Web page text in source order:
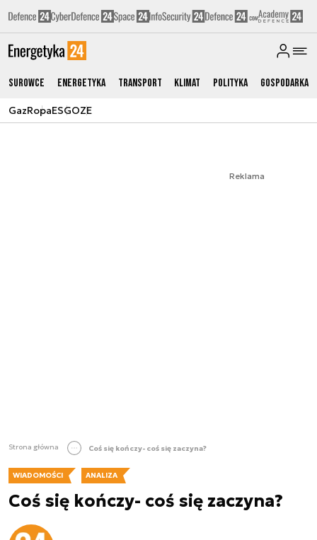
Surowce Energetyka Transport Klimat Polityka Gospodarka
GazRopaESGOZE
Reklama
Strona główna Coś się kończy- coś się zaczyna?
WIADOMOŚCI ANALIZA
Coś się kończy- coś się zaczyna?